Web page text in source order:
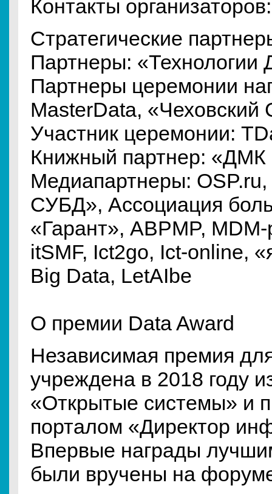
Контакты
Стратегические
Партнеры: «Технологии
Партнеры церемонии
MasterData, «Чеховский
Участник церемонии:
Книжный партнер: «ДМК
Медиапартнеры:
СУБД», Ассоциация
«Гарант», ABPMP,
itSMF, Ict2go, Ict-online,
Big Data, LetAIbe
О премии Data Award
Независимая премия
учреждена в 2018 году
«Открытые системы» и
порталом «Директор
Впервые награды
были вручены на